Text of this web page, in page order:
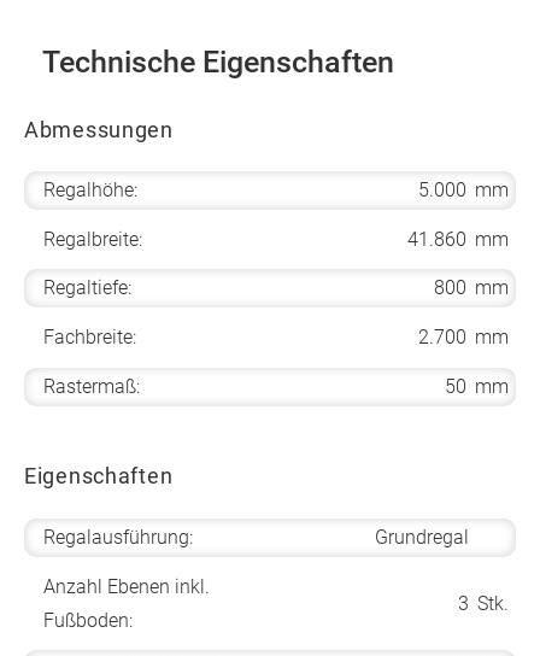
Technische Eigenschaften
Abmessungen
Regalhöhe: 5.000 mm
Regalbreite: 41.860 mm
Regaltiefe: 800 mm
Fachbreite: 2.700 mm
Rastermaß: 50 mm
Eigenschaften
Regalausführung: Grundregal
Anzahl Ebenen inkl.
Fußboden:
3 Stk.